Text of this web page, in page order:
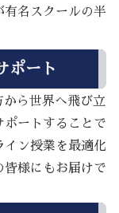
有名スクールの半
ポート
ら世界へ飛び立
ポートすることで
イン授業を最適化
皆様にもお届けで